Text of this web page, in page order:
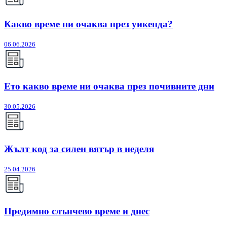
Какво време ни очаква през уикенда?
06.06.2026
Ето какво време ни очаква през почивните дни
30.05.2026
Жълт код за силен вятър в неделя
25.04.2026
Предимно слънчево време и днес